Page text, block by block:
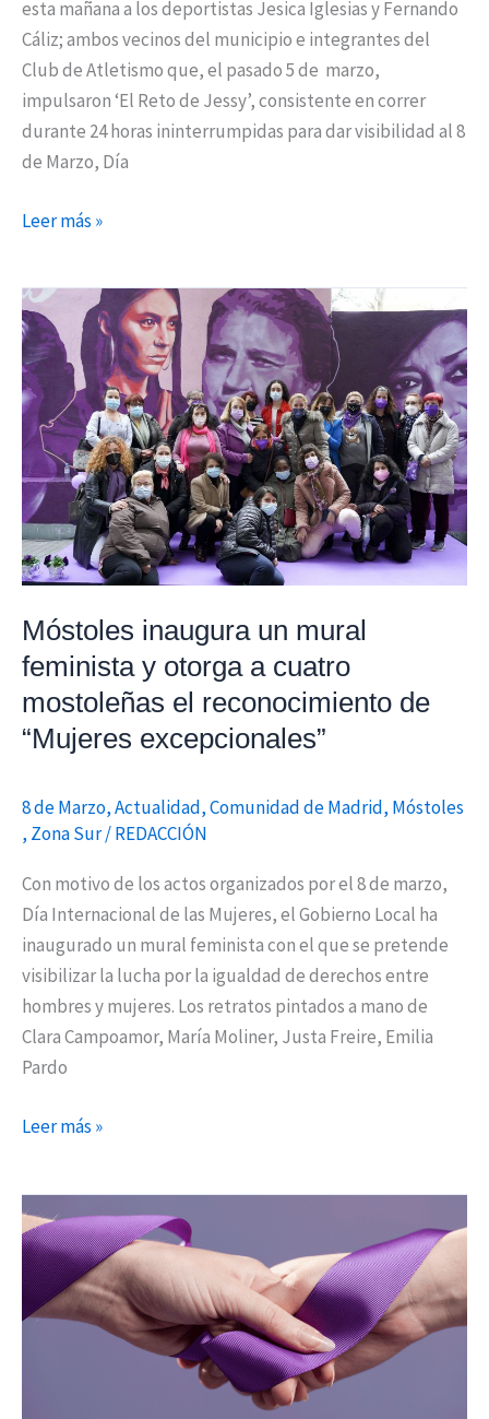
esta mañana a los deportistas Jesica Iglesias y Fernando
Cáliz; ambos vecinos del municipio e integrantes del
Club de Atletismo que, el pasado 5 de marzo,
impulsaron ‘El Reto de Jessy’, consistente en correr
durante 24 horas ininterrumpidas para dar visibilidad al 8
de Marzo, Día
por
el
8M
Leer más »
Móstoles inaugura un mural
feminista y otorga a cuatro
mostoleñas el reconocimiento de
“Mujeres excepcionales”
8 de Marzo,Actualidad,Comunidad de Madrid, Móstoles
, Zona Sur/REDACCIÓN
Con motivo de los actos organizados por el 8 de marzo,
Día Internacional de las Mujeres, el Gobierno Local ha
inaugurado un mural feminista con el que se pretende
visibilizar la lucha por la igualdad de derechos entre
hombres y mujeres. Los retratos pintados a mano de
Clara Campoamor, María Moliner, Justa Freire, Emilia
Pardo
Móstoles
inaugura
un
mural
feminista
y
otorga
a
cuatro
mostoleñas
reconocimiento
de
“Mujeres
excepcionales”
Leer más »
Semana
de
la
Mujer